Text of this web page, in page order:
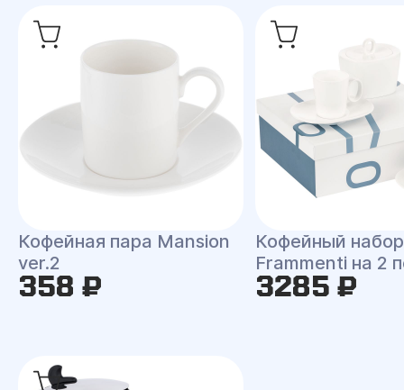
Кофейная пара Mansion
ver.2
358 ₽
Кофейный набор
Frammenti на 2
3285 ₽